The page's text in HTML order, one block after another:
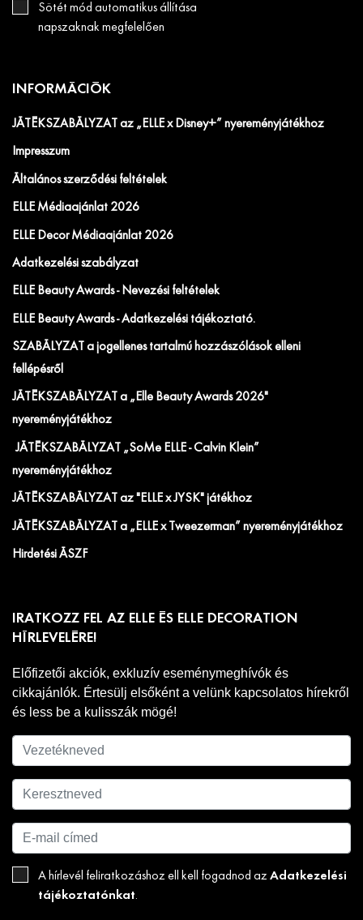
Sötét mód automatikus állítása
napszaknak megfelelően
INFORMÁCIÓK
JÁTÉKSZABÁLYZAT az „ELLE x Disney+” nyereményjátékhoz
Impresszum
Általános szerződési feltételek
ELLE Médiaajánlat 2026
ELLE Decor Médiaajánlat 2026
Adatkezelési szabályzat
ELLE Beauty Awards - Nevezési feltételek
ELLE Beauty Awards - Adatkezelési tájékoztató.
SZABÁLYZAT a jogellenes tartalmú hozzászólások elleni
fellépésről
JÁTÉKSZABÁLYZAT a „Elle Beauty Awards 2026"
nyereményjátékhoz
JÁTÉKSZABÁLYZAT „SoMe ELLE - Calvin Klein”
nyereményjátékhoz
JÁTÉKSZABÁLYZAT az "ELLE x JYSK" játékhoz
JÁTÉKSZABÁLYZAT a „ELLE x Tweezerman” nyereményjátékhoz
Hirdetési ÁSZF
IRATKOZZ FEL AZ ELLE ÉS ELLE DECORATION
HÍRLEVELÉRE!
Előfizetői akciók, exkluzív eseménymeghívók és
cikkajánlók. Értesülj elsőként a velünk kapcsolatos hírekről
és less be a kulisszák mögé!
A hírlevél feliratkozáshoz ell kell fogadnod az Adatkezelési
tájékoztatónkat.